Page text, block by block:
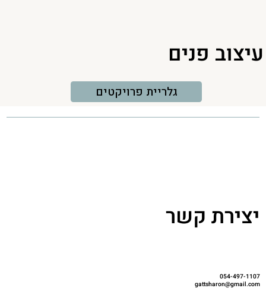
עיצוב פנים
גלריית פרויקטים
יצירת קשר
054-497-1107
gattsharon@gmail.com